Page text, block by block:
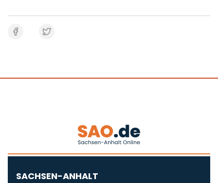
SACHSEN-ANHALT